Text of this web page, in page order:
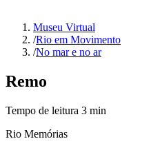
Museu Virtual
/Rio em Movimento
/No mar e no ar
Remo
Tempo de leitura 3 min
Rio Memórias